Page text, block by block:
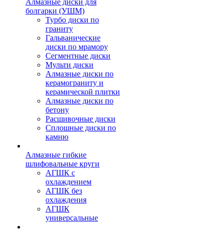
Алмазные диски для
болгарки (УШМ)
Турбо диски по
граниту
Гальванические
диски по мрамору
Сегментные диски
Мульти диски
Алмазные диски по
керамограниту и
керамической плитки
Алмазные диски по
бетону
Расшивочные диски
Сплошные диски по
камню
Алмазные гибкие
шлифовальные круги
АГШК с
охлаждением
АГШК без
охлаждения
АГШК
универсальные